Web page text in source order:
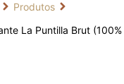
Produtos
La Puntilla Brut (100%